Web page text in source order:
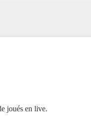
joués en live.